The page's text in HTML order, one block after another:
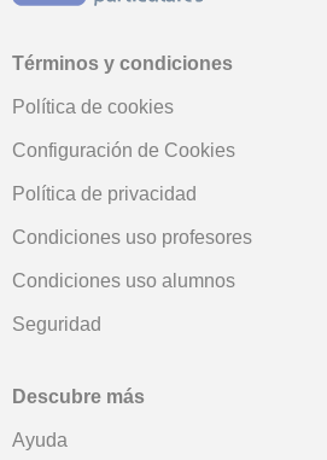
Términos y condiciones
Política de cookies
Configuración de Cookies
Política de privacidad
Condiciones uso profesores
Condiciones uso alumnos
Seguridad
Descubre más
Ayuda